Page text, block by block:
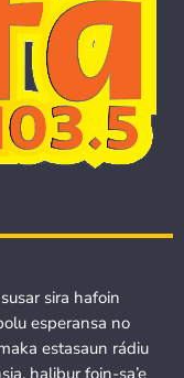
sira hafoin
esperansa no
estasaun rádiu